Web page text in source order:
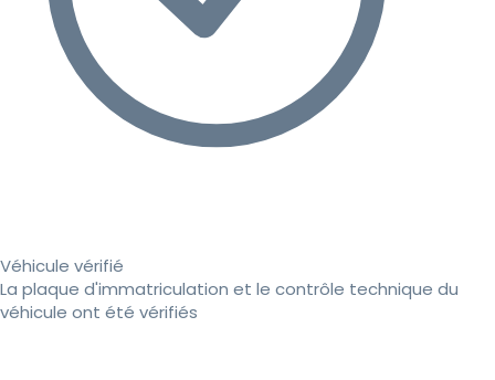
Véhicule vérifié
La plaque d'immatriculation et le contrôle technique du
véhicule ont été vérifiés